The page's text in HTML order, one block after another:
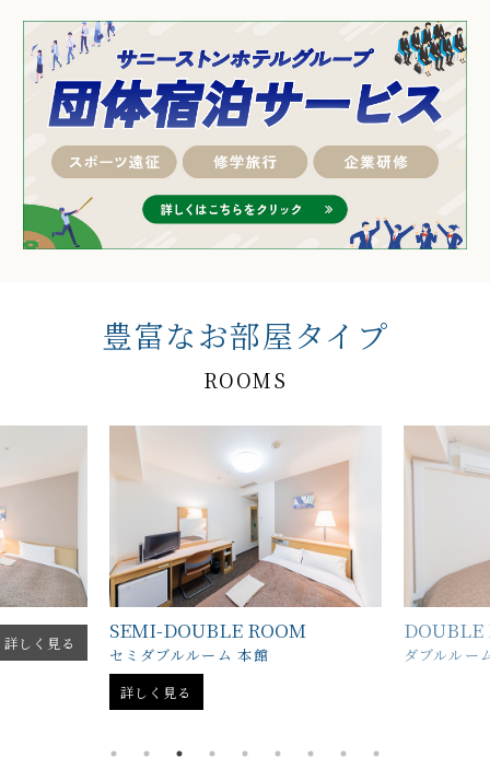
豊富なお部屋タイプ
ROOMS
詳しく見る SEMI-DOUBLE ROOM
セミダブルルーム 本館
詳しく見る
DOUBLE
ダブルルー